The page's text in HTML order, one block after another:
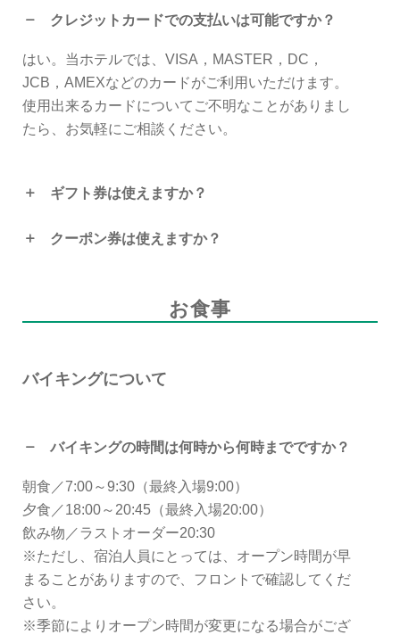
クレジットカードでの支払いは可能ですか？
はい。当ホテルでは、VISA，MASTER，DC，
JCB，AMEXなどのカードがご利用いただけます。
使用出来るカードについてご不明なことがありまし
たら、お気軽にご相談ください。
ギフト券は使えますか？
クーポン券は使えますか？
お食事
バイキングについて
バイキングの時間は何時から何時までですか？
朝食／7:00～9:30（最終入場9:00）
夕食／18:00～20:45（最終入場20:00）
飲み物／ラストオーダー20:30
※ただし、宿泊人員にとっては、オープン時間が早
まることがありますので、フロントで確認してくだ
さい。
※季節によりオープン時間が変更になる場合がござ